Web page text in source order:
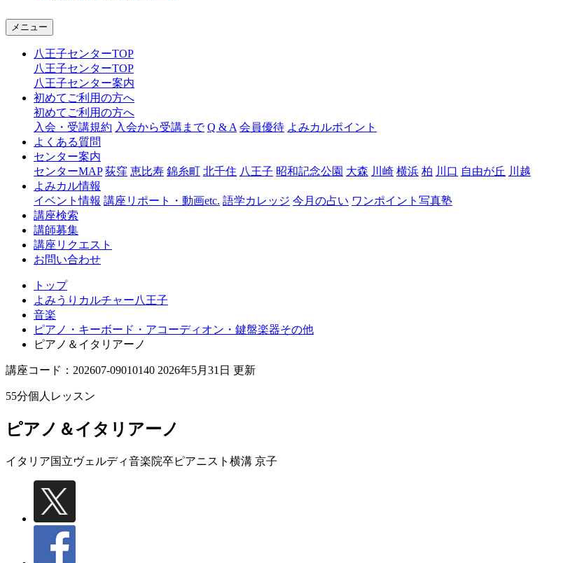
ャ
八
王
メニュー
八王子センターTOP
八王子センターTOP
八王子センター案内
初めてご利用の方へ
初めてご利用の方へ
入会・受講規約 入会から受講まで Q & A 会員優待 よみカルポイント
よくある質問
センター案内
センターMAP 荻窪 恵比寿 錦糸町 北千住 八王子 昭和記念公園 大森 川崎 横浜 柏 川口 自由が丘 川越
よみカル情報
イベント情報 講座リポート・動画etc. 語学カレッジ 今月の占い ワンポイント写真塾
講座検索
講師募集
講座リクエスト
お問い合わせ
トップ
よみうりカルチャー八王子
音楽
ピアノ・キーボード・アコーディオン・鍵盤楽器その他
ピアノ＆イタリアーノ
講座コード：202607-09010140 2026年5月31日 更新
55分個人レッスン
ピアノ＆イタリアーノ
イタリア国立ヴェルディ音楽院卒ピアニスト 横溝 京子